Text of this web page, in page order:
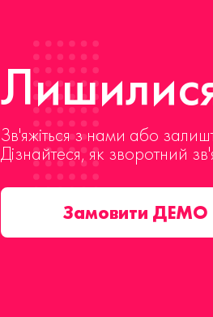
Зв'яжіться з нами або
Дізнайтеся, як зворотний
Замовити ДЕМО